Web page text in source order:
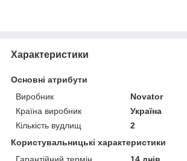
Характеристики
Основні атрибути
Виробник
Novator
Країна виробник
Україна
Кількість вудлищ
2
Користувальницькі характеристики
Гарантійний термін
14 днів